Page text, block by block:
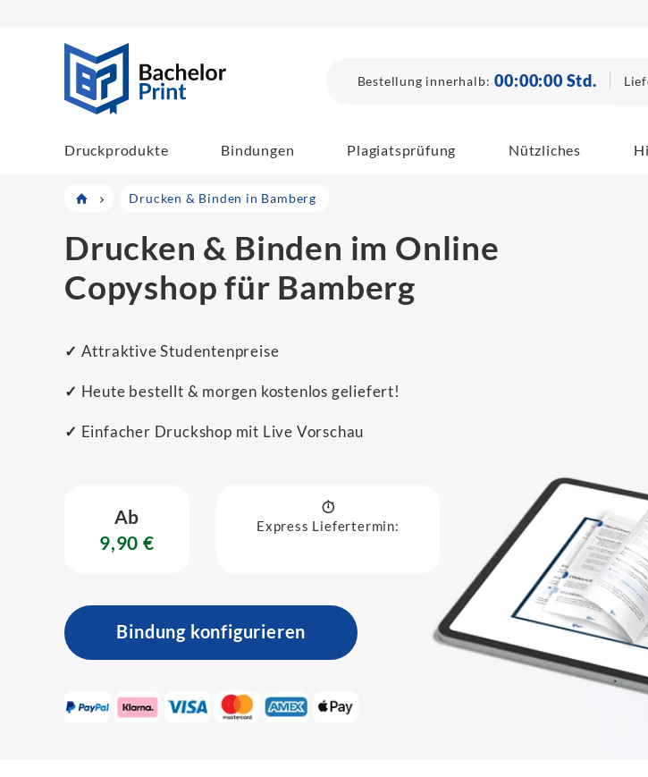
Bestellung innerhalb: 00:00:00 Std.
Druckprodukte Bindungen Plagiatsprüfung Nützliches
Drucken & Binden in Bamberg
Drucken & Binden im Online
Copyshop für Bamberg
✓ Attraktive Studentenpreise
✓ Heute bestellt & morgen kostenlos geliefert!
✓ Einfacher Druckshop mit Live Vorschau
Ab
9,90 €
Express Liefertermin:
Bindung konfigurieren